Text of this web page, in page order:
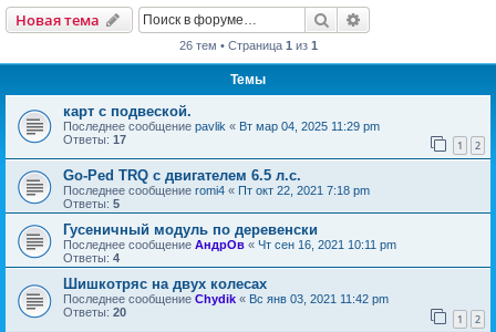
Новая тема Поиск
26 тем • Страница 1 из 1
Темы
карт с подвеской.
Последнее сообщение pavlik « Вт мар 04, 2025 11:29 pm
Ответы: 17 1 2
Go-Ped TRQ с двигателем 6.5 л.с.
Последнее сообщение romi4 « Пт окт 22, 2021 7:18 pm
Ответы: 5
Гусеничный модуль по деревенски
Последнее сообщение АндрОв « Чт сен 16, 2021 10:11 pm
Ответы: 4
Шишкотряс на двух колесах
Последнее сообщение Chydik « Вс янв 03, 2021 11:42 pm
Ответы: 20 1 2